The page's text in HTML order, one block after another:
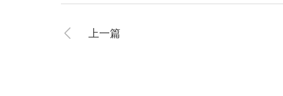
上一篇